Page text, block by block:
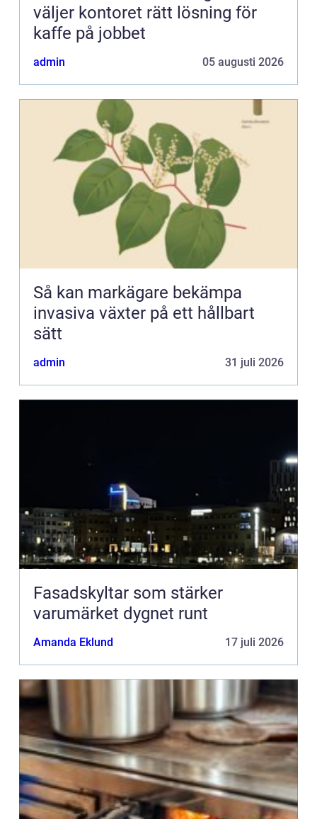
väljer kontoret rätt lösning för
kaffe på jobbet
admin 05 augusti 2026
Så kan markägare bekämpa
invasiva växter på ett hållbart
sätt
admin 31 juli 2026
Fasadskyltar som stärker
varumärket dygnet runt
Amanda Eklund 17 juli 2026